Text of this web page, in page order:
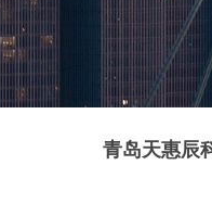
青岛天惠辰